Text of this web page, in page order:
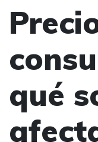
qué